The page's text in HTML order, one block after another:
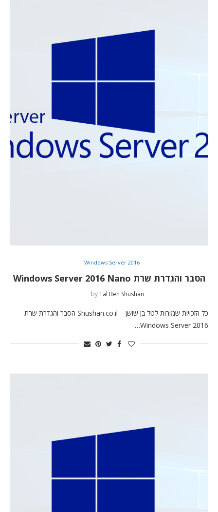
Windows Server 2016
הסבר והגדרת שרת Windows Server 2016 Nano
byTal Ben Shushan
כל הזכויות שמורות לטל בן שושן – Shushan.co.il הסבר והגדרת שרת
Windows Server 2016…